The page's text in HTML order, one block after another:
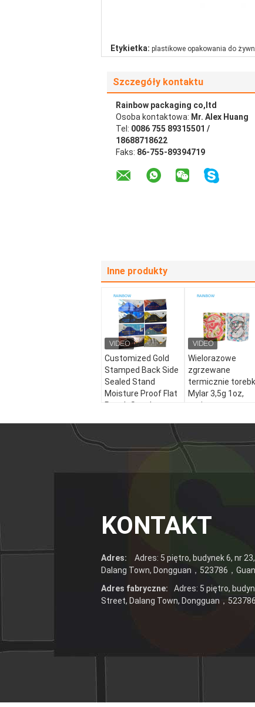
Etykietka: plastikowe opakowania do
Szczegóły kontaktu
Rainbow packaging co,ltd
Osoba kontaktowa: Mr. Alex Huang
Tel: 0086 755 89315501 /
18688718622
Faks: 86-755-89394719
Inne produkty
Customized Gold
Stamped Back Side
Sealed Stand
Moisture Proof Flat
Pouch Snack
Bags
Wielorazowe
zgrzewane
termicznie
Mylar 3,5g 1oz,
stojące,
zapachy, do
żywności Cali,
torebki Mylar z
KONTAKT
Adres:
Adres: 5 piętro, budynek 6, nr
Dalang Town, Dongguan，523786，
Adres fabryczne:
Adres: 5 piętro,
Street, Dalang Town, Dongguan，